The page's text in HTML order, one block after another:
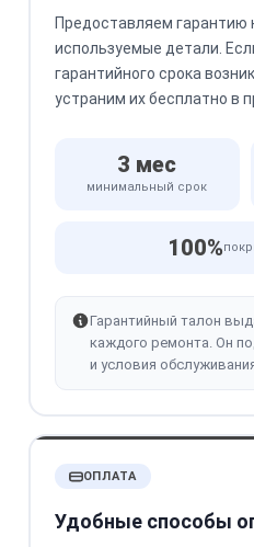
Предоставляем гарантию
используемые детали.
гарантийного срока
устраним их бесплатно в
3 мес
минимальный срок
100%
Гарантийный талон
каждого ремонта. Он
и условия
ОПЛАТА
Удобные способы